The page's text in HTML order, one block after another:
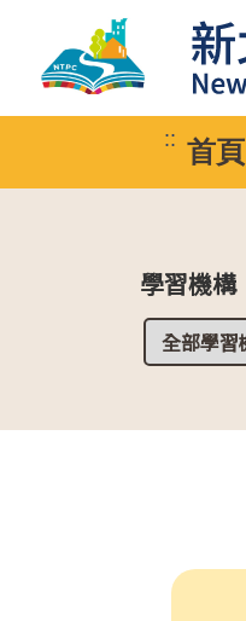
:: 首頁
學習機構